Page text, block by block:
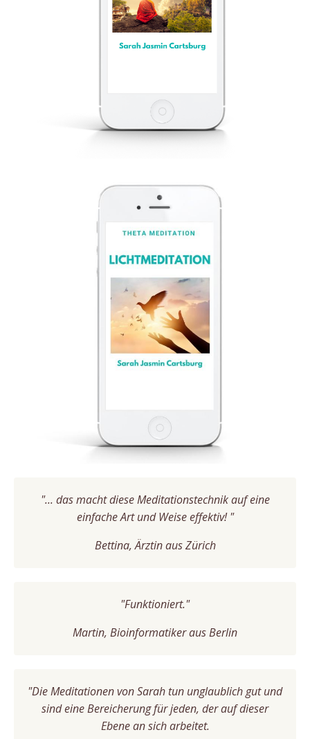
"... das macht diese Meditationstechnik auf eine
einfache Art und Weise effektiv! "
Bettina, Ärztin aus Zürich
"Funktioniert."
Martin, Bioinformatiker aus Berlin
"Die Meditationen von Sarah tun unglaublich gut und
sind eine Bereicherung für jeden, der auf dieser
Ebene an sich arbeitet.